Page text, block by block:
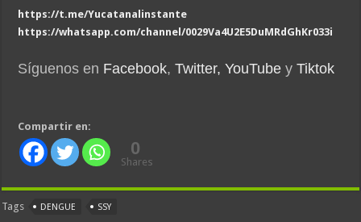
https://t.me/Yucatanalinstante
https://whatsapp.com/channel/0029Va4U2E5DuMRdGhKr033i
Síguenos en Facebook,Twitter, YouTube yTiktok
Compartir en:
0
Shares
Tags DENGUE SSY